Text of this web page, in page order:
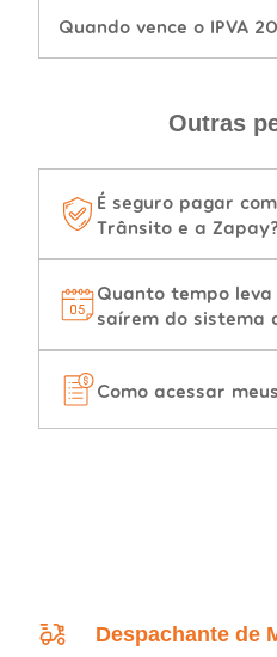
Quando vence o IPVA
Outras
É seguro pagar
Trânsito e a Zapay?
Quanto tempo
saírem do sistema
Como acessar
Despachante de